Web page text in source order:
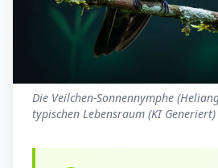
Die Veilchen-Sonnennymphe
typischen Lebensraum (KI Generiert)